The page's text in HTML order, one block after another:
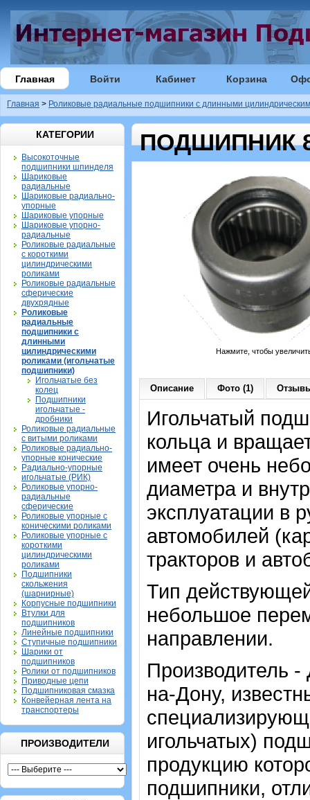
Главная Войти Кабинет Корзина
Главная > Роликовые радиальные подшипники с длинными
КАТЕГОРИИ
Высокоточные
подшипники шпинделя
Шариковые
радиальные
Шариковые радиально-
упорные
Шариковые упорные
Шариковые упорно-
радиальные
Роликовые радиальные
с короткими
цилиндрическими
роликами
Роликовые радиальные
сферические
двухрядные
Роликовые
радиальные
подшипники с
длинными
цилиндрическими
роликами (игольчатые
подшипники)
Игольчатые без
колец
Подшипники
игольчатые -
дробники
Роликовые радиальные
с витыми роликами
Роликовые радиально-
упорные конические
Радиально-упорные
игольчатые (РИК)
Роликовые упорно-
радиальные
сферические
Роликовые упорные с
коническими роликами
Роликовые упорные с
короткими
цилиндрическими
роликами
Подшипники
скольжения
(шарнирные)
Корпусные подшипники
Втулки для
подшипников
Линейные подшипники
Ступичные подшипники
Шарики от
подшипников
Ролики от подшипников
Приводные цепи
Подшипниковая смазка
Конвейерная лента на
транспортеры
ПРОИЗВОДИТЕЛИ
ПОДШИПНИК
Нажмите, чтобы
Описание Фото (1)
Игольчатый
кольца и
имеет очень
диаметра и
эксплуатации в
автомобилей
тракторов и
Тип
небольшое
направлении.
Производитель
на-Дону,
игольчатых)
продукцию
подшипники,